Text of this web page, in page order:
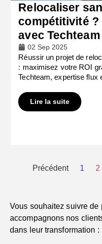
Relocaliser
compétitivité ?
avec Techteam
02 Sep 2025
Réussir un projet de
: maximisez votre ROI
Techteam, expertise flux
Lire la suite
Précédent 1 2
Vous souhaitez suivre de
accompagnons nos
dans leur transformation :